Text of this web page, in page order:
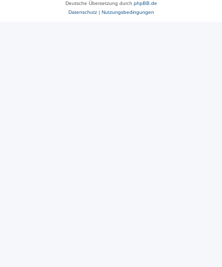
Deutsche Übersetzung durch phpBB.de
Datenschutz| Nutzungsbedingungen